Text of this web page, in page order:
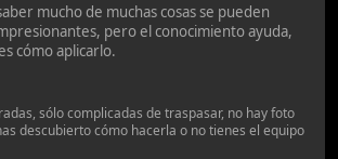
mucho de muchas cosas se pueden
pero el conocimiento ayuda,
cómo aplicarlo.
sólo complicadas de traspasar, no hay foto
descubierto cómo hacerla o no tienes el equipo